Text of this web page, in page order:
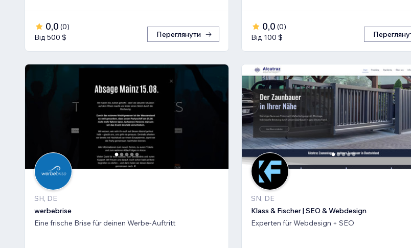
0,0 (0)
Від 500 $
Переглянути
0,0 (0)
Від 100 $
SH, DE
werbebrise
Eine frische Brise für deinen Werbe-Auftritt
SN, DE
Klass & Fischer | SEO & Webdesign
Experten für Webdesign + SEO